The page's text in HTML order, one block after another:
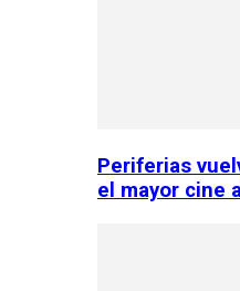
Periferias
el mayor cine